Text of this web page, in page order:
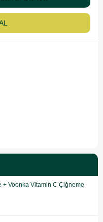
Voonka Vitamin C Çiğneme